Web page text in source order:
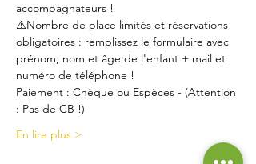
accompagnateurs !
⚠️Nombre de place limités et réservations
obligatoires : remplissez le formulaire avec
prénom, nom et âge de l'enfant + mail et
numéro de téléphone !
Paiement : Chèque ou Espèces - (Attention
: Pas de CB !)
En lire plus >